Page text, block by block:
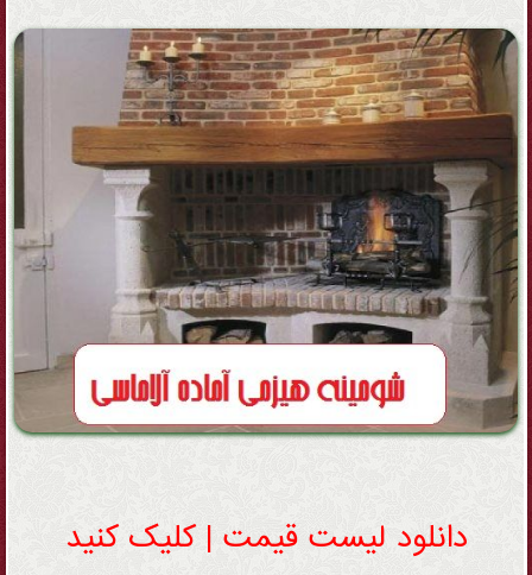
دانلود لیست قیمت | کلیک کنید